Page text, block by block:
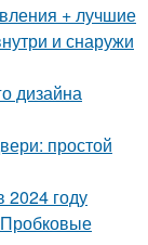
+ лучшие
и снаружи
дизайна
простой
2024 году